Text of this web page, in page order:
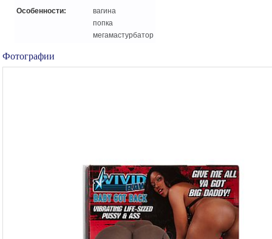
Особенности:
вагина
попка
мегамастурбатор
Фотографии